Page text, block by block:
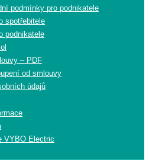
podmínky pro podnikatele
spotřebitele
podnikatele
– PDF
od smlouvy
údajů
VYBO Electric